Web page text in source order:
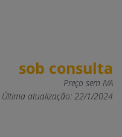
sob consulta
Preço sem IVA
Última atualização: 22/1/2024